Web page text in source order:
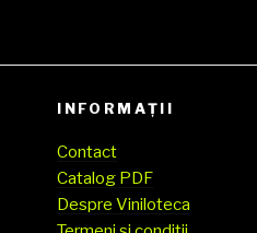
INFORMAȚII
Contact
Catalog PDF
Despre Viniloteca